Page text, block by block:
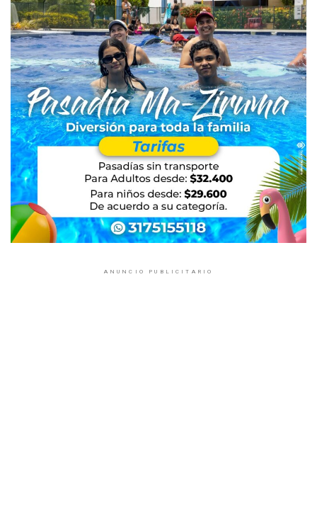
ANUNCIO PUBLICITARIO